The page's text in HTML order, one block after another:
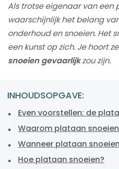
Als trotse eigenaar van een
waarschijnlijk het belang
onderhoud en snoeien. Het
een kunst op zich. Je hoort
snoeien gevaarlijkzou zijn.
INHOUDSOPGAVE:
Even voorstellen: de
Waarom plataan
Wanneer plataan
Hoe plataan snoeien?